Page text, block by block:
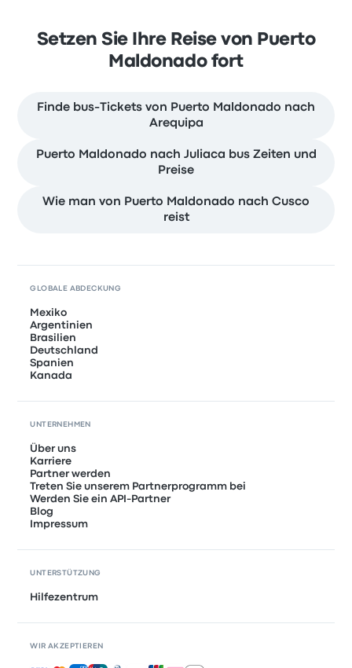
Setzen Sie Ihre Reise von Puerto
Maldonado fort
Finde bus-Tickets von Puerto Maldonado nach
Arequipa
Puerto Maldonado nach Juliaca bus Zeiten und
Preise
Wie man von Puerto Maldonado nach Cusco
reist
GLOBALE ABDECKUNG
Mexiko
Argentinien
Brasilien
Deutschland
Spanien
Kanada
UNTERNEHMEN
Über uns
Karriere
Partner werden
Treten Sie unserem Partnerprogramm bei
Werden Sie ein API-Partner
Blog
Impressum
UNTERSTÜTZUNG
Hilfezentrum
WIR AKZEPTIEREN